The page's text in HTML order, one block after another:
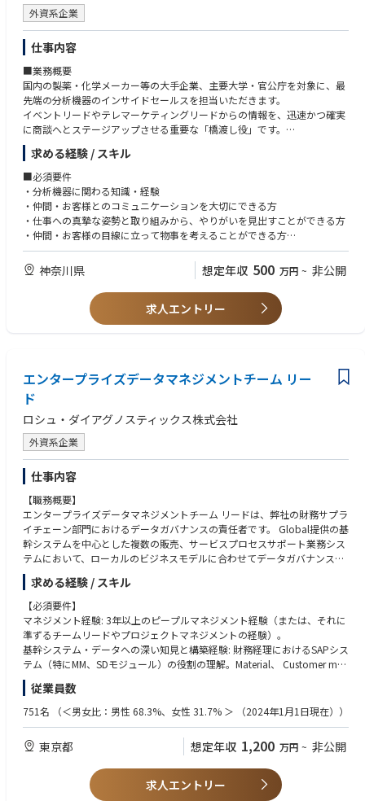
外資系企業
仕事内容
■業務概要
国内の製薬・化学メーカー等の大手企業、主要大学・官公庁を対象に、最
先端の分析機器のインサイドセールスを担当いただきます。
イベントリードやテレマーケティングリードからの情報を、迅速かつ確実
に商談へとステージアップさせる重要な「橋渡し役」です。
製品の必要性や要求仕様を伺うだけでなく、お客様の今後の研究開発ビジ
ョンや現在抱えている課題を伺いながらコミュニケーションを深め、
良好な関係を構築・維持する“リーディングヒッター”としてのポジション
です。真に必要とされるものは何かを考え、
当社ソリューションを通じた課題解決提案や当社機器への切替提案を行い
ます。世の中の5年先・10年先の研究開発に関わり、
日本の科学技術の振興に携わることができます。
■主な仕事内容
・見込み顧客の育成（ナーチャリング）
・電話・メール・Web等によるアプローチと商談機会の創出
・マーケティングチームと連携したリード創出施策の立案・実行
・アプローチリスト等の資料作成
■業務で使用するツール
・Salesforce（アプローチリストの参照、実績算出等）
・Sansan（顧客連絡先の確認等）
・Microsoft Office（書類作成等）
・HighSpot（製品関連資料の調査等）
■入社後の流れ
入社後は、まず全社オリエンテーションを実施します。
その後、社内にて営業およびアプリケーションスタッフによるトレーニン
グを行い、OJTへと進みます。
研修期間はスキル・経験に応じて1～3ヶ月程度を想定しており、状況に応
じて柔軟に調整します。
■本ポジションの魅力
本ポジションは、裁量を持って営業活動ができ、社内外の多くのメンバー
と連携しながら成長できる環境が魅力です。
■サーモフィッシャーサイエンティフィックについて
私たちは「世界をより健康で、より清潔、より安全な場所にするために、
お客さまに製品・サービスを提供する」
ことをミッションとして掲げ、サイエンスの発展を支援しています。
https://jbpress.ismedia.jp/ts/thermofisherscientific/
求める経験 / スキル
■必須要件
・分析機器に関わる知識・経験
・仲間・お客様とのコミュニケーションを大切にできる方
・仕事への真摯な姿勢と取り組みから、やりがいを見出すことができる方
・仲間・お客様の目線に立って物事を考えることができる方
・自主的・自律的に業務に取り組める方
・次々と起きる新しいこと（新製品や新たな分析アプリケーション）にわ
くわくできる方
・会社の成長フェーズを一緒に楽しめる方
神奈川県 想定年収 500 万円 ~ 非公開
求人エントリー
エンタープライズデータマネジメントチーム リー
ド
ロシュ・ダイアグノスティックス株式会社
外資系企業
仕事内容
【職務概要】
エンタープライズデータマネジメントチーム リードは、弊社の財務サプラ
イチェーン部門におけるデータガバナンスの責任者です。 Global提供の基
幹システムを中心とした複数の販売、サービスプロセスサポート業務シス
テムにおいて、ローカルのビジネスモデルに合わせてデータガバナンスの
枠組みを作り、データの正確性と整合性を常に担保し、コマーシャルオペ
レーションが円滑かつタイムリーに実行します。また、グローバルテンプ
レートに準拠した新たなマスターデータ（Contract data等）の導入、お
よびMaterial/Customer master/Equipment master等のメンテナンスを最
適化するための新しいポリシー・プロセスの策定を主導します。 変化の速
いビジネスの中で、プロセスの説明責任を果たしながらプロセスの標準化
やデジタル化を推進し、部下を育成することで持続可能なデータ基盤を作
することが求められます。
【主な職務内容】
1. チームマネジメントおよびピープルディベロップメント
組織の統括: チームメンバー（含派遣社員）の業務とその進捗を可視化、
ォーミング組織と強固なデータマネジメント基盤を構築する。
人材育成: メンバーのスキルアップ（データ分析能力、SAP習熟度など）を
求める経験 / スキル
【必須要件】
マネジメント経験: 3年以上のピープルマネジメント経験（または、それに
準ずるチームリードやプロジェクトマネジメントの経験）。
基幹システム・データへの深い知見と構築経験: 財務経理におけるSAPシス
テム（特にMM、SDモジュール）の役割の理解。Material、 Customer mas
ter等の管理・改善経験、またはContract data（契約データ）などの新し
いマスターデータ・ポリシーの策定やプロセスを構築した経験。
プロセス改善および高いコミュニケーション能力: 複雑なデータフローや
してプロセスの重要性を論理的に説明し、改善を巻き込む能力（ビジネス
要件をシステム/データ要件へ翻訳できるスキル）。
語学力: ビジネスレベルの英語力（グローバルのIT/プロジェクトマネジメ
ントチームとの会議出席、メール、システム仕様変更に関する交渉が可能
従業員数
751名 （＜男女比：男性 68.3%、女性 31.7% ＞ （2024年1月1日現在））
東京都 想定年収 1,200 万円 ~ 非公開
求人エントリー